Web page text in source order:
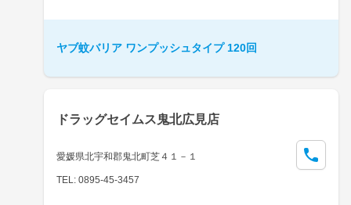
ヤブ蚊バリア ワンプッシュタイプ 120回
ドラッグセイムス鬼北広見店
愛媛県北宇和郡鬼北町芝４１－１
TEL: 0895-45-3457